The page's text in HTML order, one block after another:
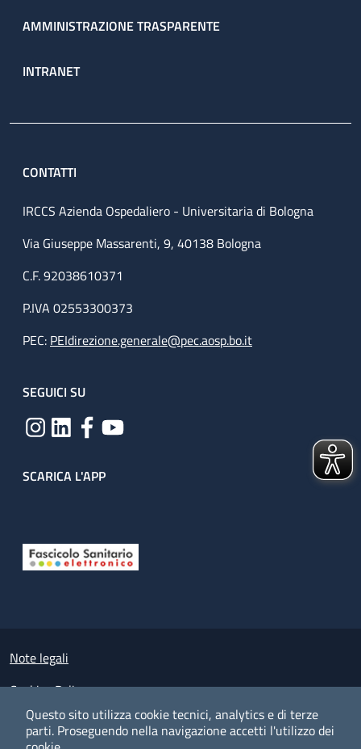
Questo sito utilizza cookie tecnici, analytics e di terze
parti. Proseguendo nella navigazione accetti l'utilizzo dei
AMMINISTRAZIONE TRASPARENTE
INTRANET
CONTATTI
IRCCS Azienda Ospedaliero - Universitaria di Bologna
Via Giuseppe Massarenti, 9, 40138 Bologna
C.F. 92038610371
P.IVA 02553300373
PEC: PEIdirezione.generale@pec.aosp.bo.it
SEGUICI SU
SCARICA L'APP
Small prints
Note legali
Cookies Policy
Policy privacy e protezione del dato personale